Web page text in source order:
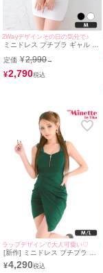
2Wayデザインその日の気分で♪
ミニドレス プチプラ ギャル タ
ー ノースリーブ ラウンジ 低身
袖 白 キャバドレス (せいせい
定価 ¥2,990→
¥2,790
ラップデザインで大人可愛い♡
[新作] ミニドレス プチプラ 新
人 タイト ジップ セクシー ノ
ースリーブ 低身長 谷間 背中魅
¥4,290